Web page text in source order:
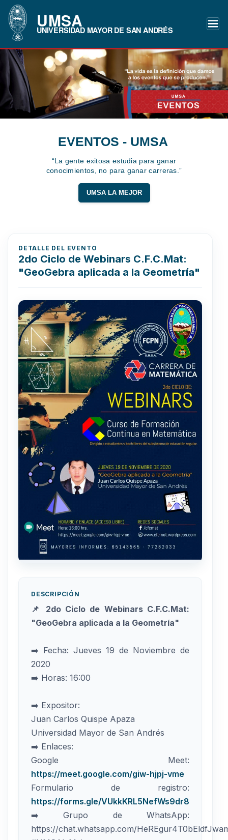
UMSA
UNIVERSIDAD MAYOR DE SAN ANDRÉS
EVENTOS - UMSA
“La gente exitosa estudia para ganar
conocimientos, no para ganar carreras.”
UMSA LA MEJOR
DETALLE DEL EVENTO
2do Ciclo de Webinars C.F.C.Mat:
"GeoGebra aplicada a la Geometría"
DESCRIPCIÓN
📌 2do Ciclo de Webinars C.F.C.Mat:
"GeoGebra aplicada a la Geometría"
➡️ Fecha: Jueves 19 de Noviembre de
2020
➡️ Horas: 16:00
➡️ Expositor:
Juan Carlos Quispe Apaza
Universidad Mayor de San Andrés
➡️ Enlaces:
Google Meet:
https://meet.google.com/giw-hjpj-vme
Formulario de registro:
https://forms.gle/VUkkKRL5NefWs9dr8
➡️ Grupo de WhatsApp:
https://chat.whatsapp.com/